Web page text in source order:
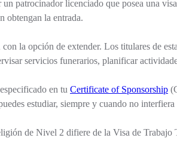
un patrocinador licenciado que posea una
obtengan la entrada.
la opción de extender. Los titulares de
servicios funerarios, planificar
en tu Certificate of Sponsorship
estudiar, siempre y cuando no
de Nivel 2 difiere de la Visa de Trabajo